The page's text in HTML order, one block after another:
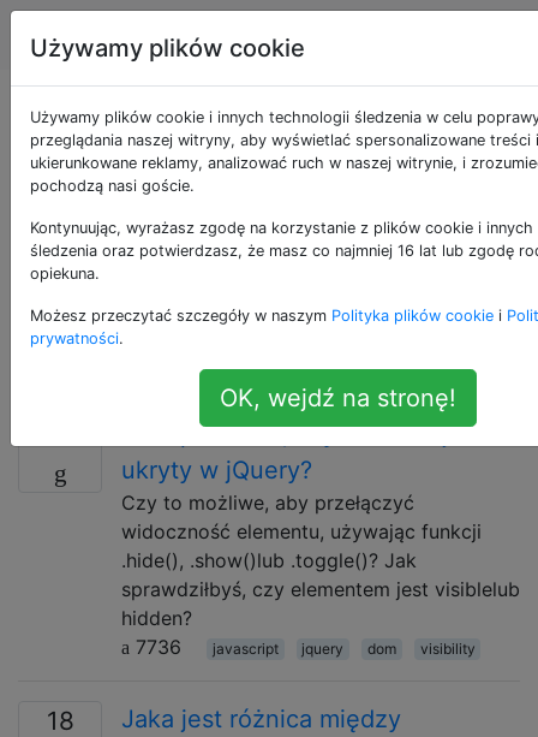
Programowanie
Pytania otagowane
jako visibility
Widoczność jest atrybutem obiektu. Może odnosić się
do koncepcji posiadania czegoś widocznego (lub nie)
powiązaniu. Tego tagu nie należy używać zamiast
bardziej szczegółowych tagów [tag: memory-
visibility] lub [tag: class-visibility].
Jak sprawdzić, czy element jest
ukryty w jQuery?
Czy to możliwe, aby przełączyć
widoczność elementu, używając funkcji
.hide(), .show()lub .toggle()? Jak
sprawdziłbyś, czy elementem jest visiblelub
hidden?
7736
javascript jquery dom visibility
18
Jaka jest różnica między
Używamy plików cookie
Używamy plików cookie i innych technologii śledzenia w celu
przeglądania naszej witryny, aby wyświetlać spersonalizowane treści i
ukierunkowane reklamy, analizować ruch w naszej witrynie, i
pochodzą nasi goście.
Kontynuując, wyrażasz zgodę na korzystanie z plików cookie i
śledzenia oraz potwierdzasz, że masz co najmniej 16 lat lub zgodę
opiekuna.
Możesz przeczytać szczegóły w naszym Polityka plików cookie i
prywatności.
OK, wejdź na stronę!